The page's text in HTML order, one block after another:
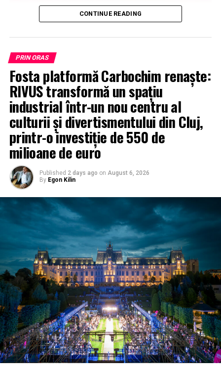
CONTINUE READING
PRIN ORAS
Fosta platformă Carbochim renaște:
RIVUS transformă un spațiu
industrial într-un nou centru al
culturii și divertismentului din Cluj,
printr-o investiție de 550 de
milioane de euro
Published 2 days ago on August 6, 2026
By Egon Kilin